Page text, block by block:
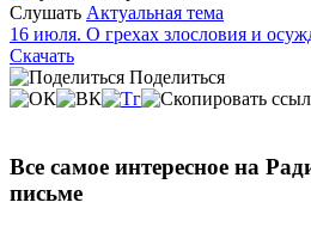
Слушать Актуальная тема
16 июля. О грехах злословия и
Скачать
Поделиться
Все самое интересное на
письме